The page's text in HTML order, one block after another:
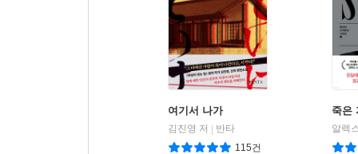
여기서 나가
김진영 저
반타
115건
죽은
알렉